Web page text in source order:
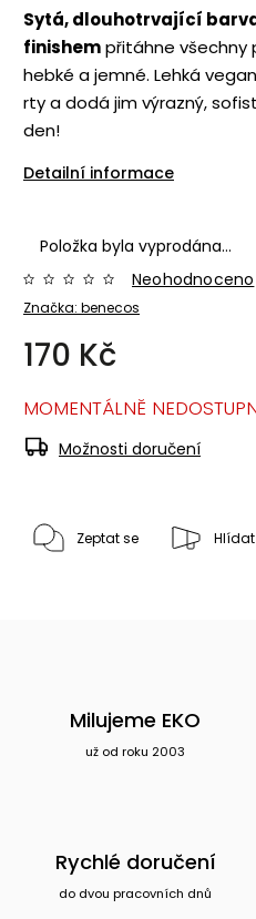
Sytá, dlouhotrvající
finishempřitáhne všechny
hebké a jemné. Lehká
rty a dodá jim výrazný,
den!
Detailní informace
Položka byla vyprodána…
Značka: benecos
Neohodnoceno
170 Kč
MOMENTÁLNĚ
Možnosti doručení
Zeptat se Hlídat
Milujeme EKO
už od roku 2003
Rychlé doručení
do dvou pracovních dnů